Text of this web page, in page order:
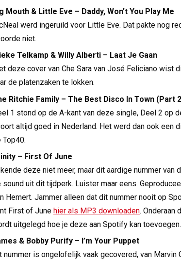
Mouth & Little Eve – Daddy, Won’t You Play Me
werd ingeruild voor Little Eve. Dat pakte nog
niet.
Telkamp & Willy Alberti – Laat Je Gaan
deze cover van Che Sara van José Feliciano wist
de platenzaken te lokken.
Ritchie Family – The Best Disco In Town (Part
1 stond op de A-kant van deze single, Deel 2 op
altijd goed in Nederland. Het werd dan ook een
Top40.
– First Of June
deze niet meer, maar dit aardige nummer
sound uit dit tijdperk. Luister maar eens.
Hemert. Jammer alleen dat dit nummer nooit op
First of June hier als MP3 downloaden. Onderaan
uitgelegd hoe je deze aan Spotify kan toevoegen.
& Bobby Purify – I’m Your Puppet
nummer is ongelofelijk vaak gecovered, van Marvin